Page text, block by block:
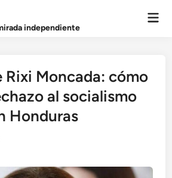
independiente
Rixi Moncada: cómo
al socialismo
Honduras